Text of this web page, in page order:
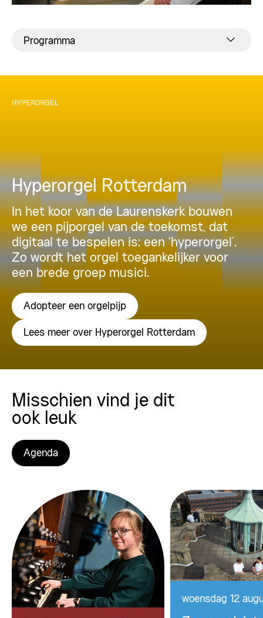
Programma
HYPERORGEL
Hyperorgel Rotterdam
In het koor van de Laurenskerk bouwen
we een pijporgel van de toekomst, dat
digitaal te bespelen is: een ‘hyperorgel’.
Zo wordt het orgel toegankelijker voor
een brede groep musici.
Adopteer een orgelpijp
Lees meer over Hyperorgel Rotterdam
Misschien vind je dit
ook leuk
Agenda
woensdag 12